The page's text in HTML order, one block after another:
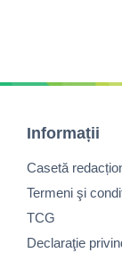
Informații
Casetă
Termeni şi
TCG
Declaraţie